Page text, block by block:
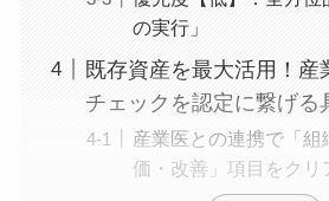
優先度【中】：「経
「組織体制の構築」
優先度【低】：全方位
策の実行」
既存資産を最大活用！産
チェックを認定に繋げる